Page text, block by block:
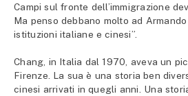
Campi sul fronte dell’immigrazione
Ma penso debbano molto ad
istituzioni italiane e cinesi”.
Chang, in Italia dal 1970, aveva un
Firenze. La sua è una storia ben
cinesi arrivati in quegli anni. Una